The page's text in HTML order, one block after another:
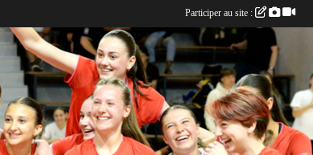
Participer au site :